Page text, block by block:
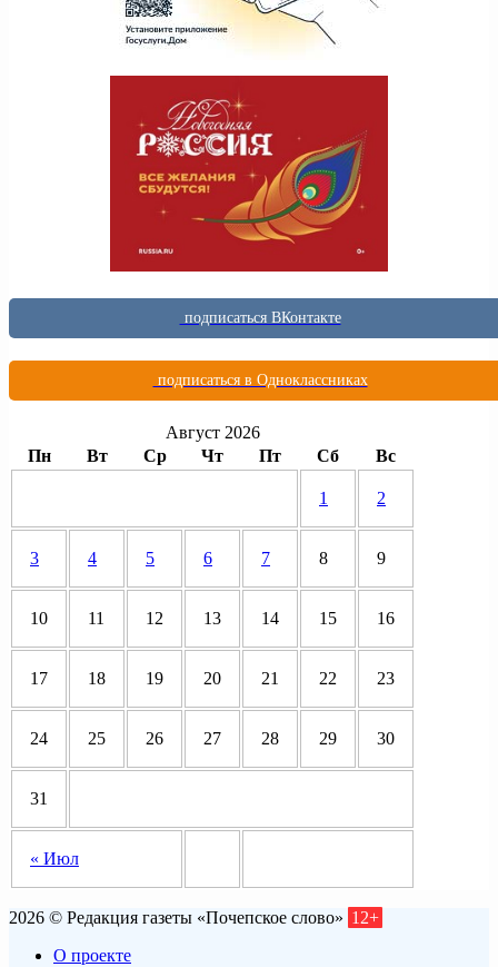
подписаться ВКонтакте
подписаться в Одноклассниках
Август 2026
Пн
Вт Ср Чт Пт Сб Вс
« Июл
1 2
3 4 5 6 7 8 9
10 11 12 13 14 15 16
17 18 19 20 21 22 23
24 25 26 27 28 29 30
31
2026 © Редакция газеты «Почепское слово» 12+
О проекте